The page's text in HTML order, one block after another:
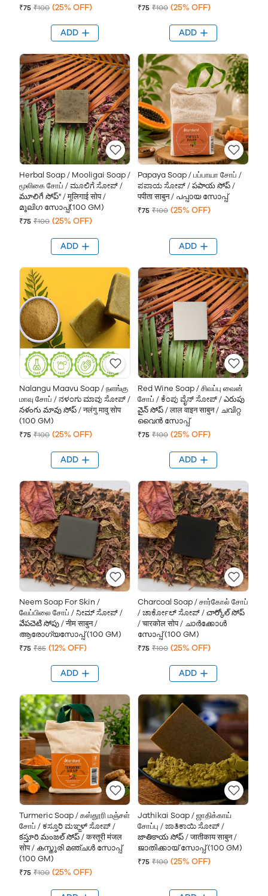
₹75 ₹100 (25% OFF)
ADD
₹75 ₹100 (25% OFF)
ADD
Herbal Soap / Mooligai Soap /
மூலிகை சோப் / ಮೂಲಿಗೆ ಸೋಪ್ /
మూలిగే సోప్" / मूलिगाई सोप /
മൂലിഗ സോപ്പ്(100 GM)
₹75 ₹100 (25% OFF)
ADD
Papaya Soap / பப்பாயா சோப் /
ಪಪಾಯ ಸೋಪ್ / పపాయ సోప్ /
पपीता साबुन / പപ്പായ സോപ്പ്
₹75 ₹100 (25% OFF)
ADD
Nalangu Maavu Soap / நளங்கு
மாவு சோப் / ನಳಂಗು ಮಾವು ಸೋಪ್ /
నళంగు మావు సోప్ / नलंगु मावु सोप
(100 GM)
₹75 ₹100 (25% OFF)
ADD
Red Wine Soap / சிவப்பு வைன்
சோப் / ಕೆಂಪು ವೈನ್ ಸೋಪ್ / ఎరుపు
వైన్ సోప్ / लाल वाइन साबुन / ചവിറ്റ
വൈൻ സോപ്പ്
₹75 ₹100 (25% OFF)
ADD
Neem Soap For Skin /
வேப்பிலை சோப் / ನೀಮ್ ಸೋಪ್ /
వేపచెటి సోపు / नीम साबुन /
ആരോഗ്യസോപ്പ് (100 GM)
₹75 ₹85 (12% OFF)
ADD
Charcoal Soap / சார்கோல் சோப்
/ ಚಾರ್ಕೋಲ್ ಸೋಪ್ / చార్కోల్ సోప్
/ चारकोल सोप / ചാർക്കോൾ
സോപ്പ് (100 GM)
₹75 ₹100 (25% OFF)
ADD
Turmeric Soap / கஸ்தூரி மஞ்சள்
சோப் / ಕಸ್ತೂರಿ ಮಞ್ಜಳ್ ಸೋಪ್ /
కస్తూరి మంజల్ సోప్ / कस्तूरी मंजल
सोप / കസ്തൂരി മഞ്ചള്‍ സോപ്പ്
(100 GM)
₹75 ₹100 (25% OFF)
Jathikai Soap / ஜாதிக்காய்
சோப்பு / ಜಾತಿಕಾಯಿ ಸೋಪ್ /
జాతికాయ సోప్ / जातीकाय साबुन /
ജാതിക്കായ് സോപ്പ് (100 GM)
₹75 ₹100 (25% OFF)